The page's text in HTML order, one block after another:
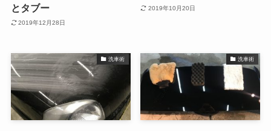
とタブー
2019年12月28日
2019年10月20日
洗車術 洗車術